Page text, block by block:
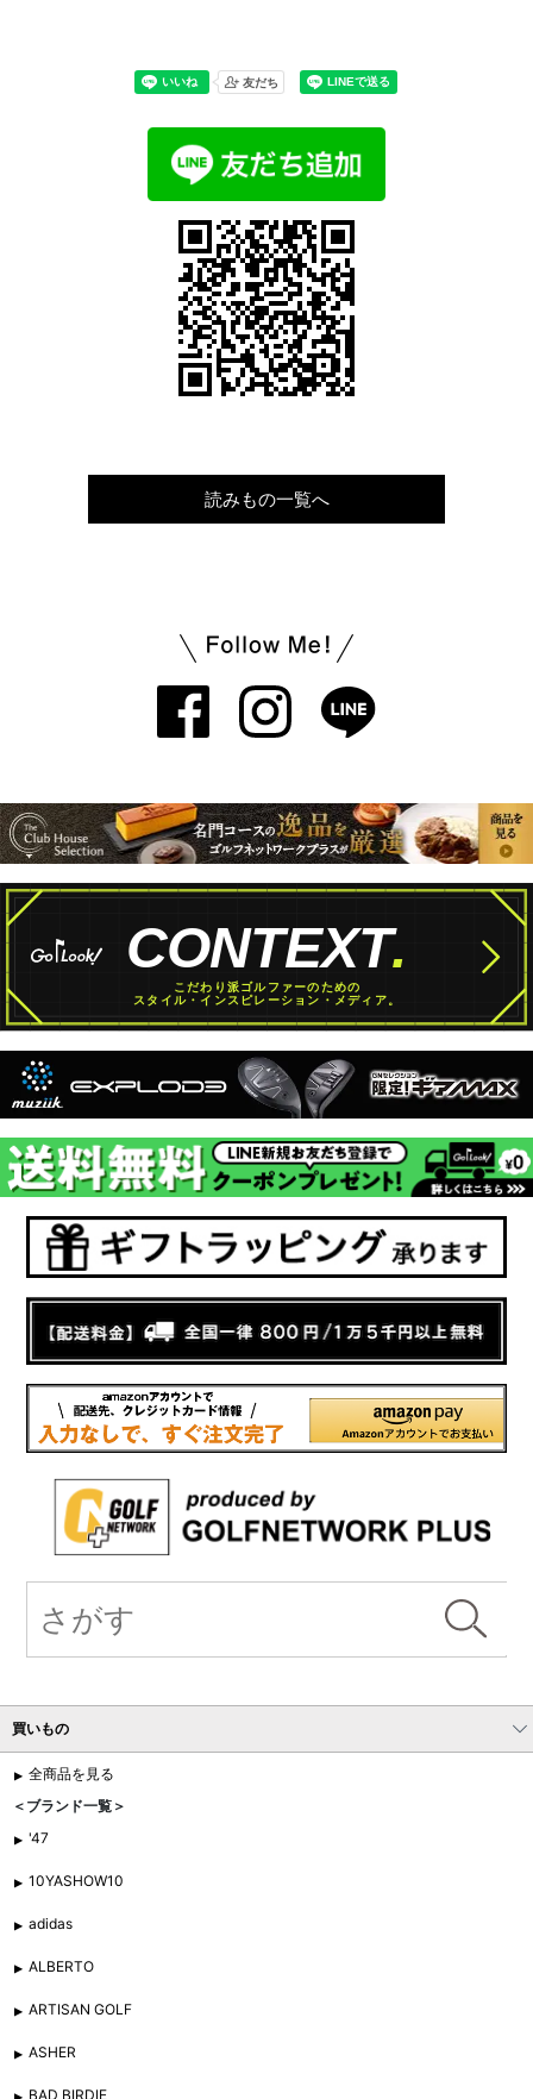
読みもの一覧へ
買いもの
全商品を見る
＜ブランド一覧＞
'47
10YASHOW10
adidas
ALBERTO
ARTISAN GOLF
ASHER
BAD BIRDIE